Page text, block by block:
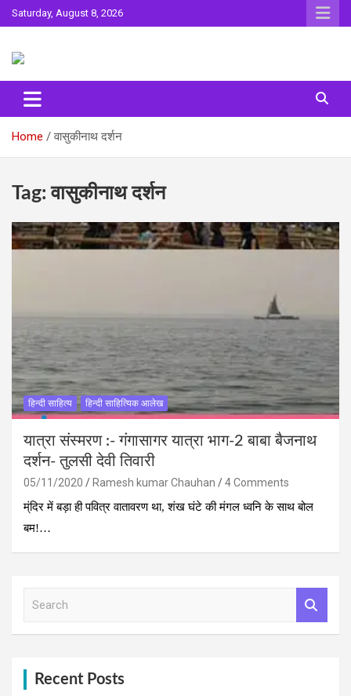
Skip
to
Saturday, August 8, 2026
Surta
Home वासुकीनाथ दर्शन
Tag:वासुकीनाथ दर्शन
हिन्दी साहित्य हिन्दी साहित्यिक आलेख
यात्रा संस्‍मरण :- गंगासागर यात्रा भाग-2 बाबा बैजनाथ
दर्शन- तुलसी देवी तिवारी
05/11/2020 Ramesh kumar Chauhan
4 Comments
म्ंदिर में बड़ा ही पवित्र वातावरण था, शंख घंटे की मंगल ध्वनि के साथ बोल
बम!…
Recent Posts